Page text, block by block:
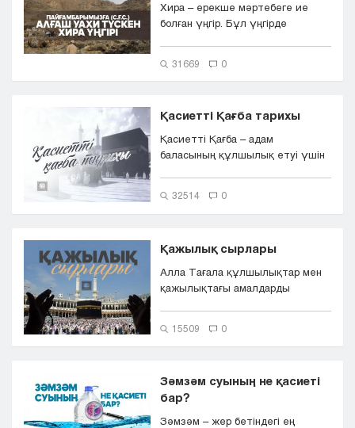
Хира – ерекше мәртебеге ие
болған үңгір. Бұл үңгірде
31669 0
Қасиетті Қағба тарихы
Қасиетті Қағба – адам
баласының құлшылық етуі үшін
32514 0
Қажылық сырлары
Алла Тағала құлшылықтар мен
қажылықтағы амалдарды
15509 0
Зәмзәм суының не қасиеті
бар?
Зәмзәм – жер бетіндегі ең